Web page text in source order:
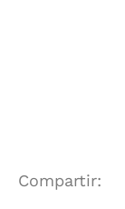
Compartir: